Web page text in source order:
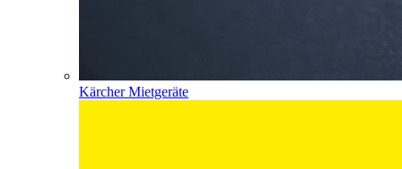
Kärcher Mietgeräte